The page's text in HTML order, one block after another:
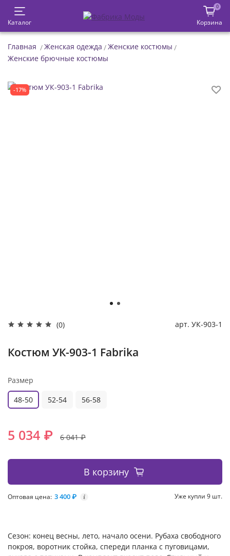
Каталог
0
Корзина
Главная Женская одежда
Женские костюмы
Женские брючные костюмы
-17%
(0) арт. УК-903-1
Костюм УК-903-1 Fabrika
Размер
48-50
52-54 56-58
5 034 ₽ 6 041 ₽
В корзину
Оптовая цена: 3 400 ₽ i Уже купли 9 шт.
Сезон: конец весны, лето, начало осени. Рубаха свободного
покроя, воротник стойка, спереди планка с пуговицами,